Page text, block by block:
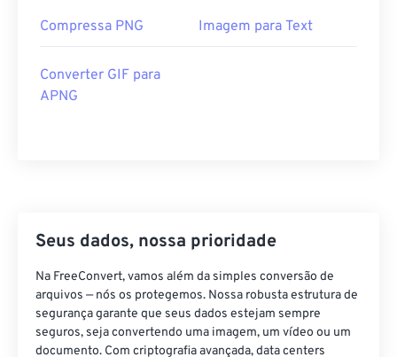
Compressa PNG Imagem para Text
Converter GIF para
APNG
Seus dados, nossa prioridade
Na FreeConvert, vamos além da simples conversão de
arquivos — nós os protegemos. Nossa robusta estrutura de
segurança garante que seus dados estejam sempre
seguros, seja convertendo uma imagem, um vídeo ou um
documento. Com criptografia avançada, data centers